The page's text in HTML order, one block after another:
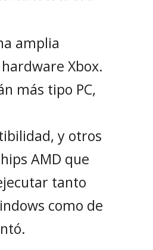
amplia
Xbox.
más tipo PC,
y otros
AMD que
tanto
como de